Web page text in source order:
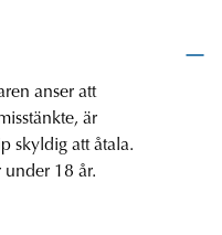
anser att
är
skyldig att åtala.
18 år.